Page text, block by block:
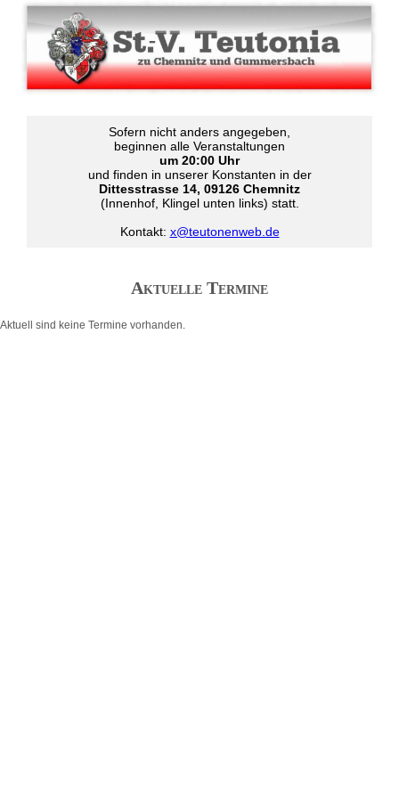
Sofern nicht anders angegeben,
beginnen alle Veranstaltungen
um 20:00 Uhr
und finden in unserer Konstanten in der
Dittesstrasse 14, 09126 Chemnitz
(Innenhof, Klingel unten links) statt.
Kontakt: x@teutonenweb.de
Aktuelle Termine
Aktuell sind keine Termine vorhanden.